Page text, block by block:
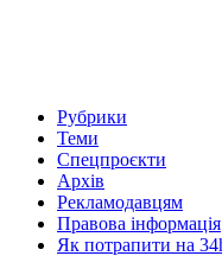
Рубрики
Теми
Спецпроєкти
Архів
Рекламодавцям
Правова інформація
Як потрапити на